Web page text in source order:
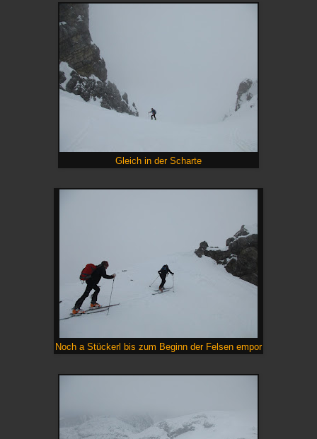
Gleich in der Scharte
Noch a Stückerl bis zum Beginn der Felsen empor